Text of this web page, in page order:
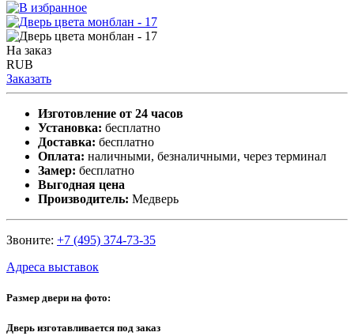
На заказ
RUB
Заказать
Изготовление от 24 часов
Установка: бесплатно
Доставка: бесплатно
Оплата: наличными, безналичными, через терминал
Замер: бесплатно
Выгодная цена
Производитель: Медверь
Звоните: +7 (495) 374-73-35
Адреса выставок
Размер двери на фото:
Дверь изготавливается под заказ